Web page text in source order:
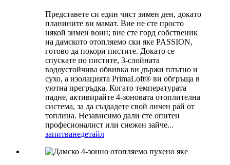
Представете си един чист зимен ден, докато
планините ви мамат. Вие не сте просто
някой зимен воин; вие сте горд собственик
на дамското отопляемо ски яке PASSION,
готово да покори пистите. Докато се
спускате по пистите, 3-слойната
водоустойчива обвивка ви държи плътно и
сухо, а изолацията PrimaLoft® ви обгръща в
уютна прегръдка. Когато температурата
падне, активирайте 4-зоновата отоплителна
система, за да създадете свой личен рай от
топлина. Независимо дали сте опитен
професионалист или снежен зайче...
запитванедетайл